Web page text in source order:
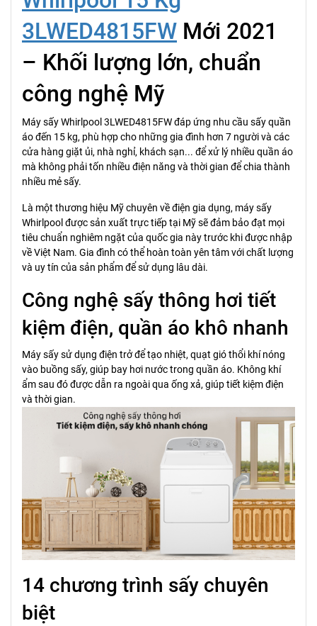
3LWED4815FW Mới 2021
– Khối lượng lớn, chuẩn
công nghệ Mỹ
Máy sấy Whirlpool 3LWED4815FW đáp ứng nhu cầu sấy quần
áo đến 15 kg, phù hợp cho những gia đình hơn 7 người và các
cửa hàng giặt ủi, nhà nghỉ, khách sạn... để xử lý nhiều quần áo
mà không phải tốn nhiều điện năng và thời gian để chia thành
nhiều mẻ sấy.
Là một thương hiệu Mỹ chuyên về điện gia dụng, máy sấy
Whirlpool được sản xuất trực tiếp tại Mỹ sẽ đảm bảo đạt mọi
tiêu chuẩn nghiêm ngặt của quốc gia này trước khi được nhập
về Việt Nam. Gia đình có thể hoàn toàn yên tâm với chất lượng
và uy tín của sản phẩm để sử dụng lâu dài.
Công nghệ sấy thông hơi tiết
kiệm điện, quần áo khô nhanh
Máy sấy sử dụng điện trở để tạo nhiệt, quạt gió thổi khí nóng
vào buồng sấy, giúp bay hơi nước trong quần áo. Không khí
ẩm sau đó được dẫn ra ngoài qua ống xả, giúp tiết kiệm điện
và thời gian.
14 chương trình sấy chuyên
biệt